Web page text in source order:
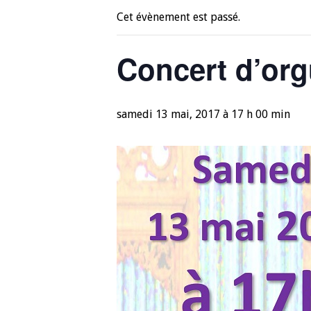
Cet évènement est passé.
Concert
samedi 13 mai, 2017 à 17 h 00 min